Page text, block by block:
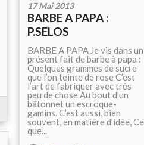
17 Mai 2013
BARBE A PAPA :
P.SELOS
BARBE A PAPA Je vis dans un
présent fait de barbe à papa :
Quelques grammes de sucre
que l’on teinte de rose C’est
l’art de fabriquer avec très
peu de chose Au bout d’un
bâtonnet un escroque-
gamins. C’est aussi, bien
souvent, en matière d’idée, Ce
que...